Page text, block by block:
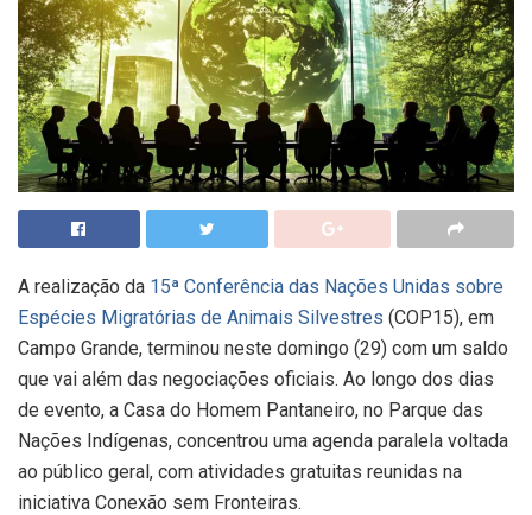
A realização da 15ª Conferência das Nações Unidas sobre
Espécies Migratórias de Animais Silvestres (COP15), em
Campo Grande, terminou neste domingo (29) com um saldo
que vai além das negociações oficiais. Ao longo dos dias
de evento, a Casa do Homem Pantaneiro, no Parque das
Nações Indígenas, concentrou uma agenda paralela voltada
ao público geral, com atividades gratuitas reunidas na
iniciativa Conexão sem Fronteiras.